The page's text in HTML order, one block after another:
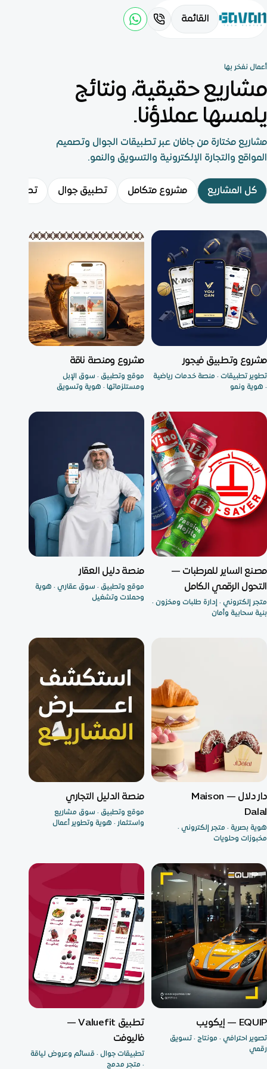
القائمة
أعمال نفخر بها
مشاريع حقيقية، ونتائج
يلمسها عملاؤنا.
مشاريع مختارة من جافان عبر تطبيقات الجوال وتصميم
المواقع والتجارة الإلكترونية والتسويق والنمو.
كل المشاريع مشروع متكامل تطبيق جوال تصميم
تطبيق جوال
مشروع وتطبيق فيجور
تطوير تطبيقات · منصة خدمات رياضية
· هوية ونمو
مشروع متكامل
مشروع ومنصة ناقة
موقع وتطبيق · سوق الإبل
ومستلزماتها · هوية وتسويق
متجر إلكتروني
مصنع الساير للمرطبات —
التحول الرقمي الكامل
متجر إلكتروني · إدارة طلبات ومخزون ·
بنية سحابية وأمان
مشروع متكامل
منصة دليل العقار
موقع وتطبيق · سوق عقاري · هوية
وحملات وتشغيل
متجر إلكترونيدار دلال — Maison
Dalal
هوية بصرية · متجر إلكتروني ·
مخبوزات وحلويات
مشروع متكامل
منصة الدليل التجاري
موقع وتطبيق · سوق مشاريع
واستثمار · هوية وتطوير أعمال
التسويق والنمو
EQUIP — إيكويب
تصوير احترافي · مونتاج · تسويق
رقمي
تطبيق جوال
تطبيق Valuefit —
فاليوفت
تطبيقات جوال · قسائم وعروض لياقة
· متجر مدمج